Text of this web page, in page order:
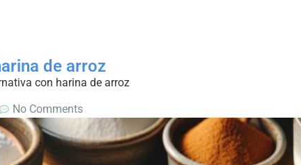
de arroz
con harina de arroz
No Comments